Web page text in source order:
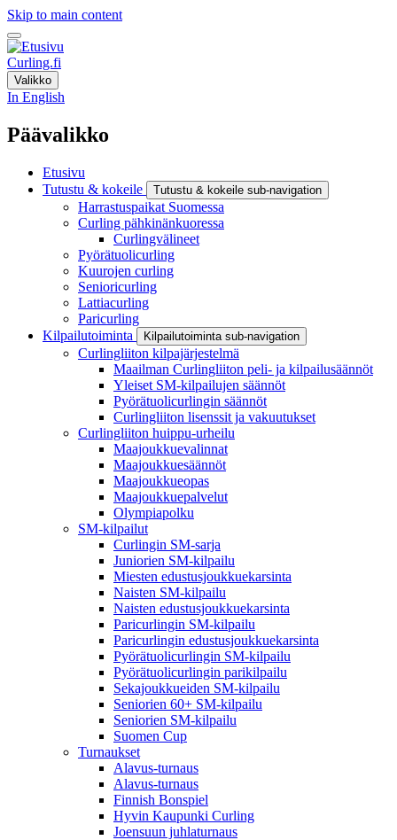
Skip to main content
Curling.fi
Valikko
In English
Päävalikko
Etusivu
Tutustu & kokeile
Tutustu & kokeile sub-navigation
Harrastuspaikat Suomessa
Curling pähkinänkuoressa
Curlingvälineet
Pyörätuolicurling
Kuurojen curling
Senioricurling
Lattiacurling
Paricurling
Kilpailutoiminta
Kilpailutoiminta sub-navigation
Curlingliiton kilpajärjestelmä
Maailman Curlingliiton peli- ja kilpailusäännöt
Yleiset SM-kilpailujen säännöt
Pyörätuolicurlingin säännöt
Curlingliiton lisenssit ja vakuutukset
Curlingliiton huippu-urheilu
Maajoukkuevalinnat
Maajoukkuesäännöt
Maajoukkueopas
Maajoukkuepalvelut
Olympiapolku
SM-kilpailut
Curlingin SM-sarja
Juniorien SM-kilpailu
Miesten edustusjoukkuekarsinta
Naisten SM-kilpailu
Naisten edustusjoukkuekarsinta
Paricurlingin SM-kilpailu
Paricurlingin edustusjoukkuekarsinta
Pyörätuolicurlingin SM-kilpailu
Pyörätuolicurlingin parikilpailu
Sekajoukkueiden SM-kilpailu
Seniorien 60+ SM-kilpailu
Seniorien SM-kilpailu
Suomen Cup
Turnaukset
Alavus-turnaus
Alavus-turnaus
Finnish Bonspiel
Hyvin Kaupunki Curling
Joensuun juhlaturnaus